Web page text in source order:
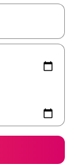
med